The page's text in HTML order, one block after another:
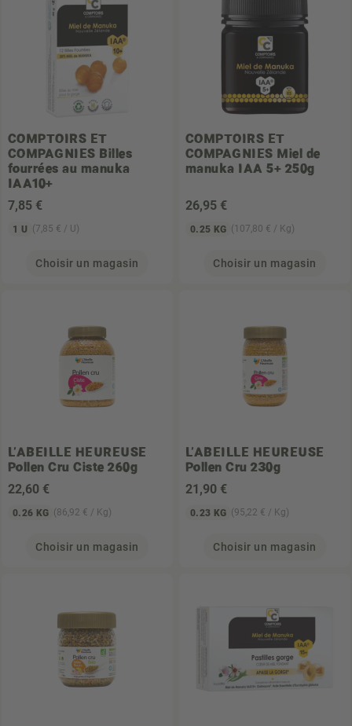
COMPTOIRS ET
COMPAGNIES Billes
fourrées au manuka
IAA10+
7,85 €
1 U (7,85 € / U)
Choisir un magasin
COMPTOIRS ET
COMPAGNIES Miel de
manuka IAA 5+ 250g
26,95 €
0.25 KG (107,80 € / Kg)
Choisir un magasin
L'ABEILLE HEUREUSE
Pollen Cru Ciste 260g
22,60 €
0.26 KG (86,92 € / Kg)
Choisir un magasin
L'ABEILLE HEUREUSE
Pollen Cru 230g
21 ,90 €
0.23 KG (95,22 € / Kg)
Choisir un magasin